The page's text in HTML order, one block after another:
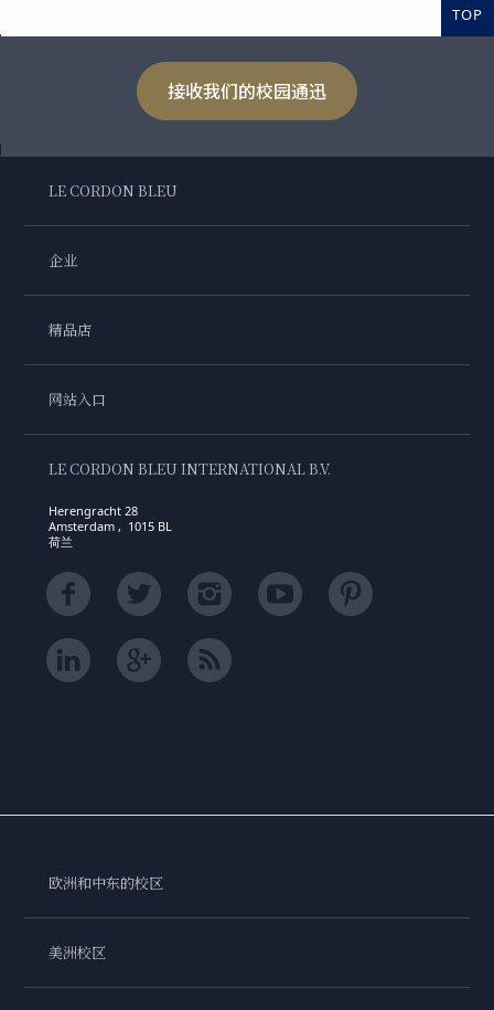
TOP
接收我们的校园通迅
LE CORDON BLEU
企业
精品店
网站入口
LE CORDON BLEU INTERNATIONAL B.V.
Herengracht 28
Amsterdam , 1015 BL
荷兰
欧洲和中东的校区
美洲校区